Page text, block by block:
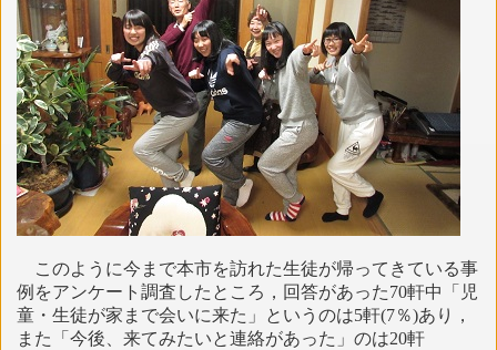
このように今まで本市を訪れた生徒が帰ってきている事
例をアンケート調査したところ，回答があった70軒中「児
童・生徒が家まで会いに来た」というのは5軒(7％)あり，
また「今後、来てみたいと連絡があった」のは20軒